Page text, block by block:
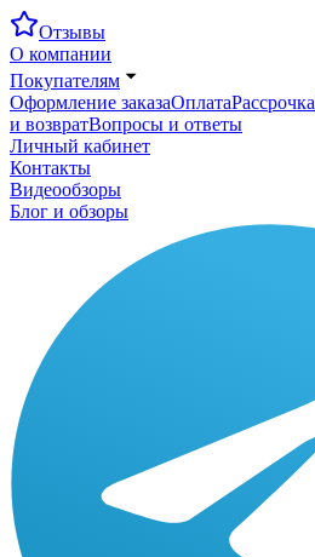
Отзывы
О компании
Покупателям
Оформление заказаОплатаРассрочка
и возвратВопросы и ответы
Личный кабинет
Контакты
Видеообзоры
Блог и обзоры